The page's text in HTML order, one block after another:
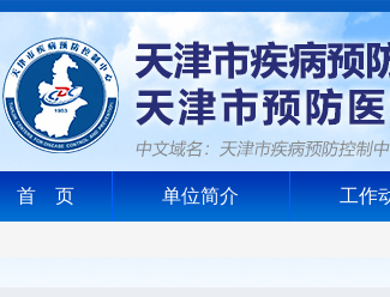
首 页 单位简介 工作